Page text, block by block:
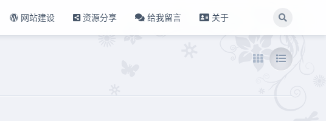
网站建设 资源分享 给我留言 关于